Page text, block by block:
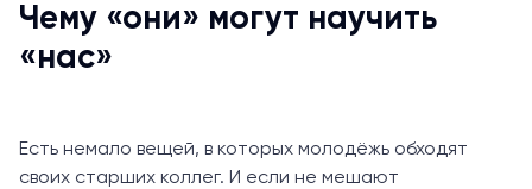
Чему «они» могут научить
«нас»
Есть немало вещей, в которых молодёжь обходят
своих старших коллег. И если не мешают